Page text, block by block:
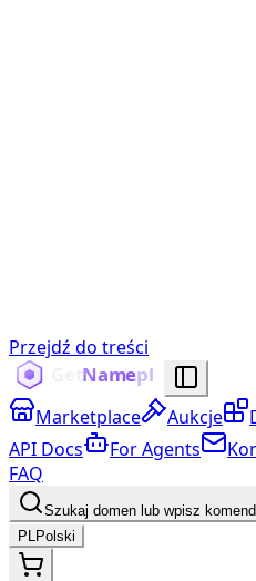
Przejdź do treści
Marketplace Aukcje
API Docs
For Agents
FAQ
Szukaj domen lub wpisz
PLPolski